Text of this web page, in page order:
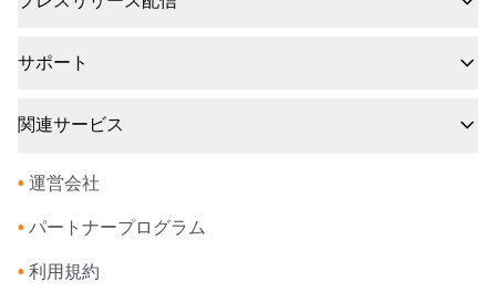
サポート
関連サービス
• 運営会社
• パートナープログラム
• 利用規約